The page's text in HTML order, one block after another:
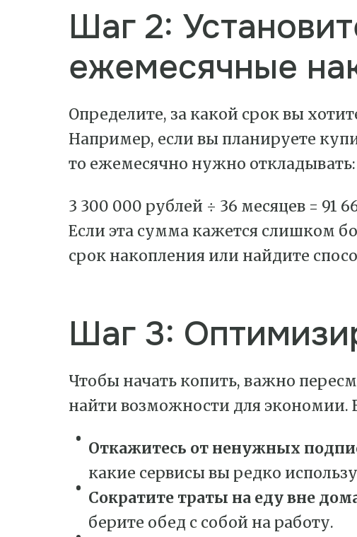
Шаг 2:
ежемесячные
Определите, за какой срок вы
Например, если вы планируете
то ежемесячно нужно откладывать:
3 300 000 рублей ÷ 36 месяцев = 91
Если эта сумма кажется слишком
срок накопления или найдите
Шаг 3:
Чтобы начать копить, важно
найти возможности для экономии.
Откажитесь от ненужных
какие сервисы вы редко
Сократите траты на еду вне
берите обед с собой на работу.